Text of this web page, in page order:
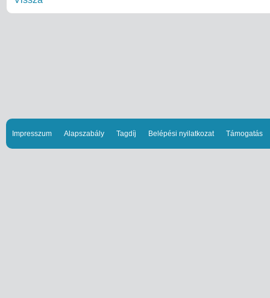
Impresszum Alapszabály Tagdíj Belépési nyilatkozat Támogatás